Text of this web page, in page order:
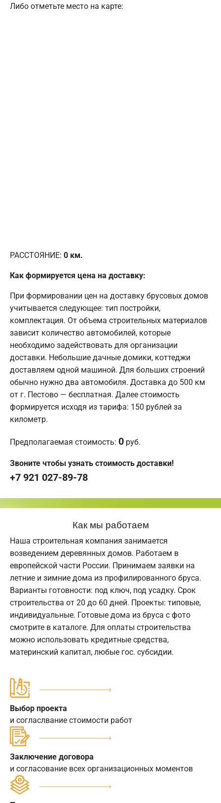
Либо отметьте место на карте:
РАССТОЯНИЕ: 0 км.
Как формируется цена на доставку:
При формировании цен на доставку брусовых домов
учитывается следующее: тип постройки,
комплектация. От объема строительных материалов
зависит количество автомобилей, которые
необходимо задействовать для организации
доставки. Небольшие дачные домики, коттеджи
доставляем одной машиной. Для больших строений
обычно нужно два автомобиля. Доставка до 500 км
от г. Пестово — бесплатная. Далее стоимость
формируется исходя из тарифа: 150 рублей за
километр.
Предполагаемая стоимость: 0 руб.
Звоните чтобы узнать стоимость доставки!
+7 921 027-89-78
Как мы работаем
Наша строительная компания занимается
возведением деревянных домов. Работаем в
европейской части России. Принимаем заявки на
летние и зимние дома из профилированного бруса.
Варианты готовности: под ключ, под усадку. Срок
строительства от 20 до 60 дней. Проекты: типовые,
индивидуальные. Готовые дома из бруса с фото
смотрите в каталоге. Для оплаты строительства
можно использовать кредитные средства,
материнский капитал, любые гос. субсидии.
Выбор проекта
и согласлвание стоимости работ
Заключение договора
и согласование всех организационных моментов